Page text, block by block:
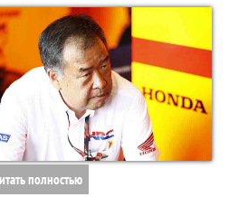
полностью